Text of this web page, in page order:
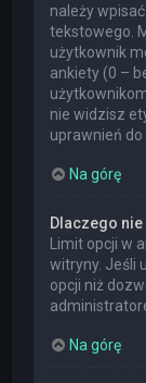
należy
tekstowego.
użytkownik
ankiety (0 –
nie widzisz
uprawnień
Na górę
Dlaczego
Limit opcji w
witryny. Jeśli
opcji niż
Na górę